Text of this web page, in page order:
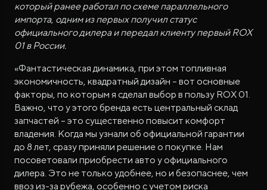
который ранее работал по схеме параллельного
импорта, одним из первых получил статус
официального дилера и передал клиенту первый ROX
01 в России.
«Фантастическая динамика, при этом топливная
экономичность, квадратный дизайн – вот основные
факторы, по которым я сделал выбор в пользу ROX 01.
Важно, что у этого бренда есть центральный склад
запчастей – это существенно повысит комфорт
владения. Когда мы узнали об официальной гарантии
до 8 лет, сразу приняли решение о покупке. Нам
посоветовали приобрести авто у официального
дилера. Это не только удобнее, но и безопаснее, чем
ввоз из-за рубежа, особенно с учетом риска